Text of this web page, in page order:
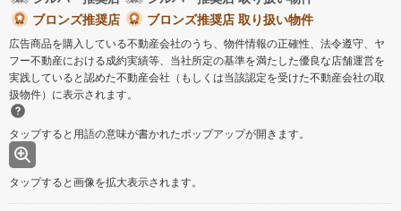
ブロンズ推奨店
ブロンズ推奨店 取り扱い物件
広告商品を購入している不動産会社のうち、物件情報の正確性、法令遵守、ヤ
フー不動産における成約実績等、当社所定の基準を満たした優良な店舗運営を
実践していると認めた不動産会社（もしくは当該認定を受けた不動産会社の取
扱物件）に表示されます。
タップすると用語の意味が書かれたポップアップが開きます。
タップすると画像を拡大表示されます。